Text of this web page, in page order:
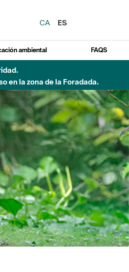
CA
ES
ambiental FAQS
en la zona de la Foradada.